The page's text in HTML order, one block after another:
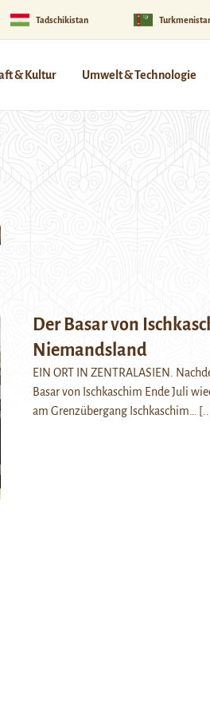
Tadschikistan
& Kultur Umwelt & Technologie
Der Basar von
Niemandsland
EIN ORT IN ZENTRALASIEN.
Basar von Ischkaschim Ende Juli
am Grenzübergang Ischkaschim…